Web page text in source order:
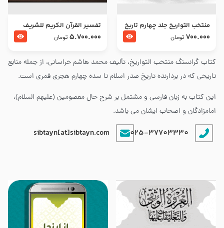
کتاب گرانسنگ منتخب التواريخ، تألیف محمد هاشم خراسانی، از جمله منابع
تاریخی که در بردارنده تاریخ صدر اسلام تا سده چهارم هجری قمری است.
این کتاب به زبان فارسی و مشتمل بر شرح حال معصومین (علیهم السلام)،
امامزادگان و اصحاب ایشان می باشد.
025-37703330
sibtayn[at]sibtayn.com
منتخب التواریخ جلد چهارم تاریخ
امام زین العابدین و امام محمد
700.000 تومان
تفسير القرآن الكريم للشريف
المرتضي قدس سرّه
5.700.000 تومان